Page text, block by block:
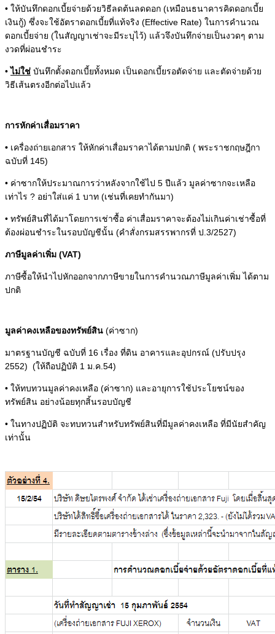
• ให้บันทึกดอกเบี้ยจ่ายด้วยวิธีลดต้นลดดอก (เหมือนธนาคารคิดดอกเบี้ย
เงินกู้) ซึ่งจะใช้อัตราดอกเบี้ยที่แท้จริง (Effective Rate) ในการคำนวณ
ดอกเบี้ยจ่าย (ในสัญญาเช่าจะมีระบุไว้) แล้วจึงบันทึกจ่ายเป็นงวดๆ ตาม
งวดที่ผ่อนชำระ
•ไม่ใช่ บันทึกตั้งดอกเบี้ยทั้งหมด เป็นดอกเบี้ยรอตัดจ่าย และตัดจ่ายด้วย
วิธีเส้นตรงอีกต่อไปแล้ว
การหักค่าเสื่อมราคา
• เครื่องถ่ายเอกสาร ให้หักค่าเสื่อมราคาได้ตามปกติ ( พระราชกฤษฎีกา
ฉบับที่ 145)
• ค่าซากให้ประมาณการว่าหลังจากใช้ไป 5 ปีแล้ว มูลค่าซากจะเหลือ
เท่าไร ? อย่าใส่แค่ 1 บาท (เช่นที่เคยทำกันมา)
• ทรัพย์สินที่ได้มาโดยการเช่าซื้อ ค่าเสื่อมราคาจะต้องไม่เกินค่าเช่าซื้อที่
ต้องผ่อนชำระในรอบบัญชีนั้น (คำสั่งกรมสรรพากรที่ ป.3/2527)
ภาษีมูลค่าเพิ่ม (VAT)
ภาษีซื้อให้นำไปหักออกจากภาษีขายในการคำนวณภาษีมูลค่าเพิ่ม ได้ตาม
ปกติ
มูลค่าคงเหลือของทรัพย์สิน (ค่าซาก)
มาตรฐานบัญชี ฉบับที่ 16 เรื่อง ที่ดิน อาคารและอุปกรณ์ (ปรับปรุง
2552) (ให้ถือปฏิบัติ 1 ม.ค.54)
• ให้ทบทวนมูลค่าคงเหลือ (ค่าซาก) และอายุการใช้ประโยชน์ของ
ทรัพย์สิน อย่างน้อยทุกสิ้นรอบบัญชี
• ในทางปฏิบัติ จะทบทวนสำหรับทรัพย์สินที่มีมูลค่าคงเหลือ ที่มีนัยสำคัญ
เท่านั้น